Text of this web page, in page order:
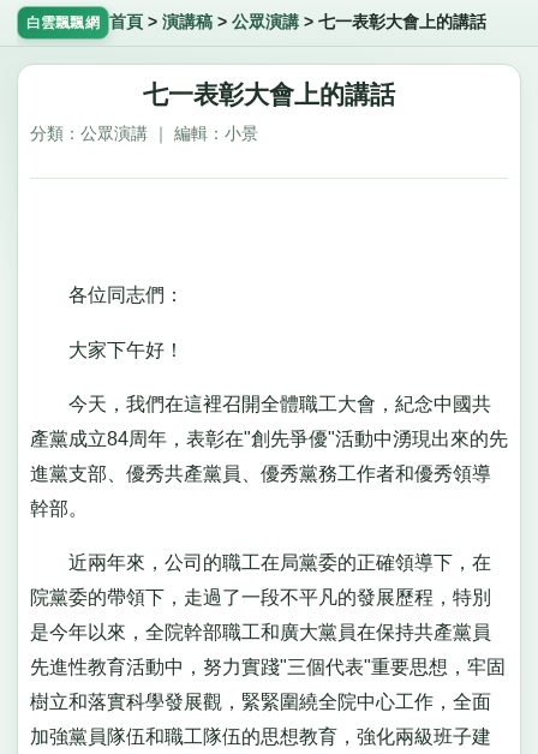
白雲飄飄網 首頁 > 演講稿> 公眾演講> 七一表彰大會上的講話
七一表彰大會上的講話
分類：公眾演講 ｜ 編輯：小景
各位同志們：
大家下午好！
今天，我們在這裡召開全體職工大會，紀念中國共
產黨成立84周年，表彰在"創先爭優"活動中湧現出來的先
進黨支部、優秀共產黨員、優秀黨務工作者和優秀領導
幹部。
近兩年來，公司的職工在局黨委的正確領導下，在
院黨委的帶領下，走過了一段不平凡的發展歷程，特別
是今年以來，全院幹部職工和廣大黨員在保持共產黨員
先進性教育活動中，努力實踐"三個代表"重要思想，牢固
樹立和落實科學發展觀，緊緊圍繞全院中心工作，全面
加強黨員隊伍和職工隊伍的思想教育，強化兩級班子建